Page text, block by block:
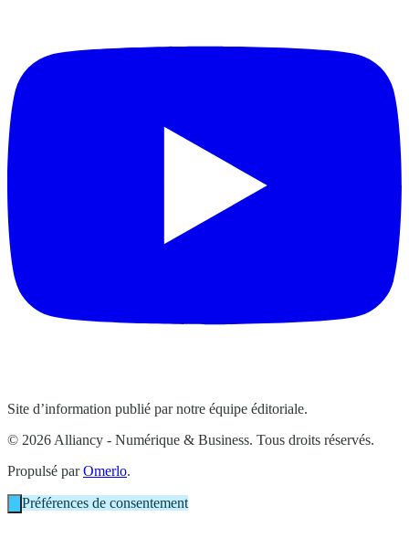
Site d’information publié par notre équipe éditoriale.
© 2026 Alliancy - Numérique & Business. Tous droits réservés.
Propulsé parOmerlo.
Préférences de consentement